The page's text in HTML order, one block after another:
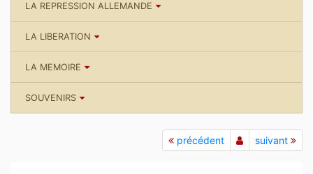
LA REPRESSION ALLEMANDE
LA LIBERATION
LA MEMOIRE
SOUVENIRS
précédent suivant